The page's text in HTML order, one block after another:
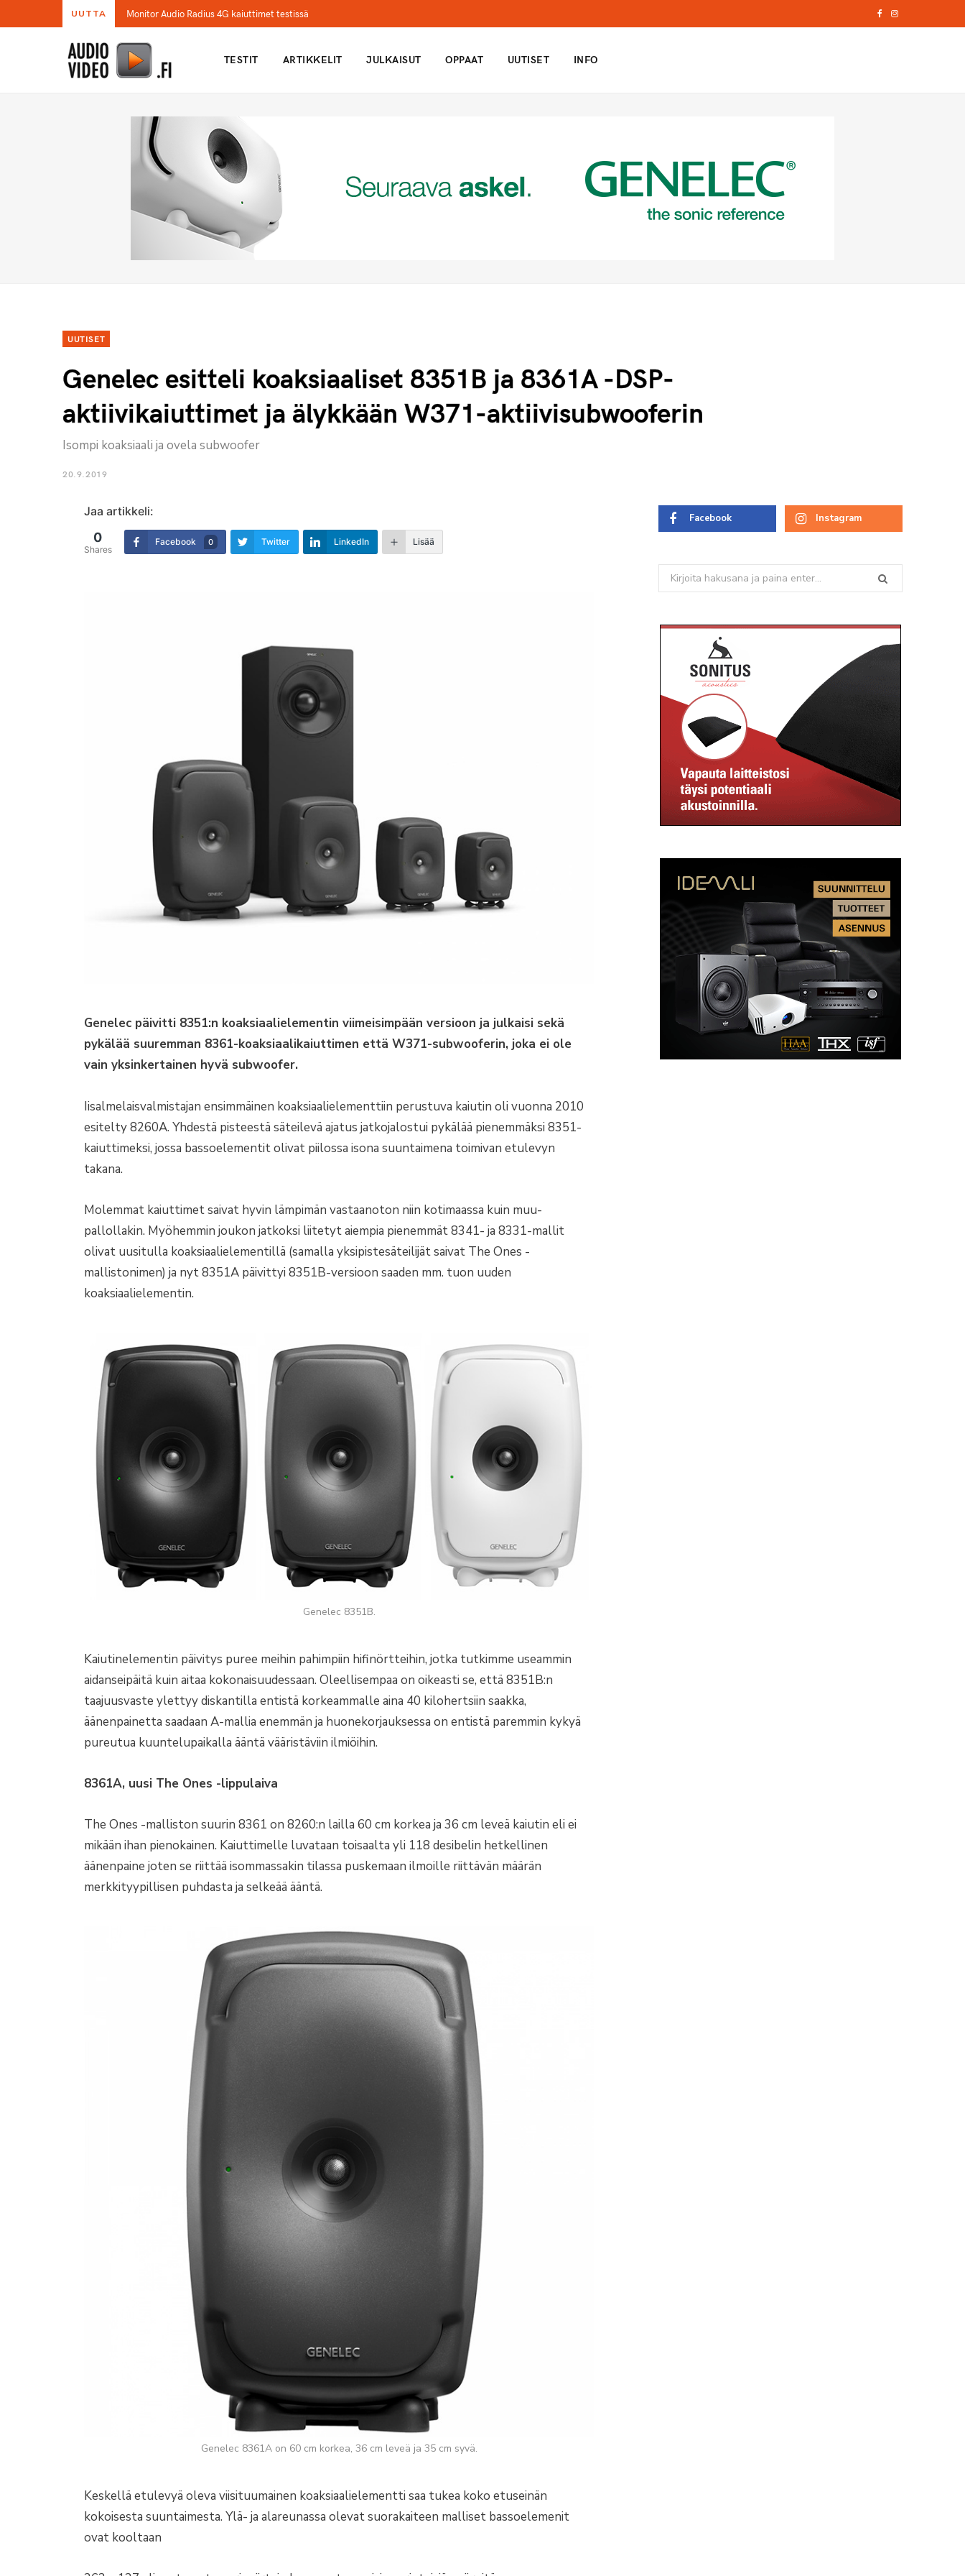
UUTTA Monitor Audio Radius 4G kaiuttimet testissä I
TESTIT ARTIKKELIT JULKAISUT OPPAAT UUTISET INFO
UUTISET
Genelec esitteli koaksiaaliset 8351B ja 8361A -DSP-
aktiivikaiuttimet ja älykkään W371-aktiivisubwooferin
Isompi koaksiaali ja ovela subwoofer
20.9.2019
Jaa artikkeli:
0
Shares
Facebook 0 Twitter LinkedIn Lisää
Genelec päivitti 8351:n koaksiaalielementin viimeisimpään versioon ja julkaisi sekä
pykälää suuremman 8361-koaksiaalikaiuttimen että W371-subwooferin, joka ei ole
vain yksinkertainen hyvä subwoofer.
Iisalmelaisvalmistajan ensimmäinen koaksiaalielementtiin perustuva kaiutin oli vuonna 2010
esitelty 8260A. Yhdestä pisteestä säteilevä ajatus jatkojalostui pykälää pienemmäksi 8351-
kaiuttimeksi, jossa bassoelementit olivat piilossa isona suuntaimena toimivan etulevyn
takana.
Molemmat kaiuttimet saivat hyvin lämpimän vastaanoton niin kotimaassa kuin muu-
pallollakin. Myöhemmin joukon jatkoksi liitetyt aiempia pienemmät 8341- ja 8331-mallit
olivat uusitulla koaksiaalielementillä (samalla yksipistesäteilijät saivat The Ones -
mallistonimen) ja nyt 8351A päivittyi 8351B-versioon saaden mm. tuon uuden
koaksiaalielementin.
Genelec 8351B.
Kaiutinelementin päivitys puree meihin pahimpiin hifinörtteihin, jotka tutkimme useammin
aidanseipäitä kuin aitaa kokonaisuudessaan. Oleellisempaa on oikeasti se, että 8351B:n
taajuusvaste ylettyy diskantilla entistä korkeammalle aina 40 kilohertsiin saakka,
äänenpainetta saadaan A-mallia enemmän ja huonekorjauksessa on entistä paremmin kykyä
pureutua kuuntelupaikalla ääntä vääristäviin ilmiöihin.
8361A, uusi The Ones -lippulaiva
The Ones -malliston suurin 8361 on 8260:n lailla 60 cm korkea ja 36 cm leveä kaiutin eli ei
mikään ihan pienokainen. Kaiuttimelle luvataan toisaalta yli 118 desibelin hetkellinen
äänenpaine joten se riittää isommassakin tilassa puskemaan ilmoille riittävän määrän
merkkityypillisen puhdasta ja selkeää ääntä.
Genelec 8361A on 60 cm korkea, 36 cm leveä ja 35 cm syvä.
Keskellä etulevyä oleva viisituumainen koaksiaalielementti saa tukea koko etuseinän
kokoisesta suuntaimesta. Ylä- ja alareunassa olevat suorakaiteen malliset bassoelemenit
ovat kooltaan
Facebook Instagram
Search
for: